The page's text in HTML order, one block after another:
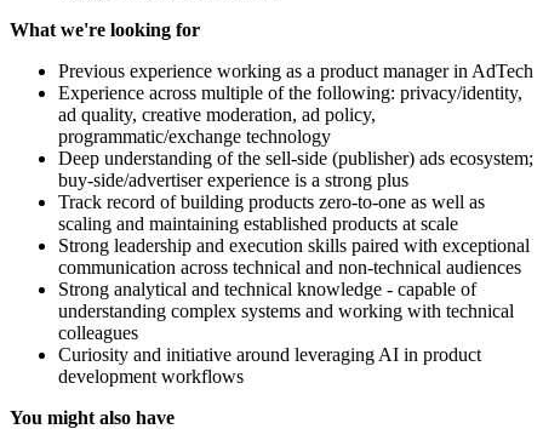
What we're looking for
Previous experience working as a product manager in AdTech
Experience across multiple of the following: privacy/identity,
ad quality, creative moderation, ad policy,
programmatic/exchange technology
Deep understanding of the sell-side (publisher) ads ecosystem;
buy-side/advertiser experience is a strong plus
Track record of building products zero-to-one as well as
scaling and maintaining established products at scale
Strong leadership and execution skills paired with exceptional
communication across technical and non-technical audiences
Strong analytical and technical knowledge - capable of
understanding complex systems and working with technical
colleagues
Curiosity and initiative around leveraging AI in product
development workflows
You might also have